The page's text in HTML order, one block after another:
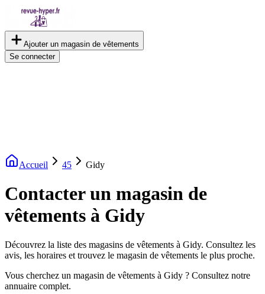
Ajouter un magasin de vêtements
Se connecter
Accueil 45 Gidy
Contacter un magasin de
vêtements à Gidy
Découvrez la liste des magasins de vêtements à Gidy. Consultez les
avis, les horaires et trouvez le magasin de vêtements le plus proche.
Vous cherchez un magasin de vêtements à Gidy ? Consultez notre
annuaire complet.